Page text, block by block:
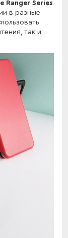
Ranger Series
в разные
так и